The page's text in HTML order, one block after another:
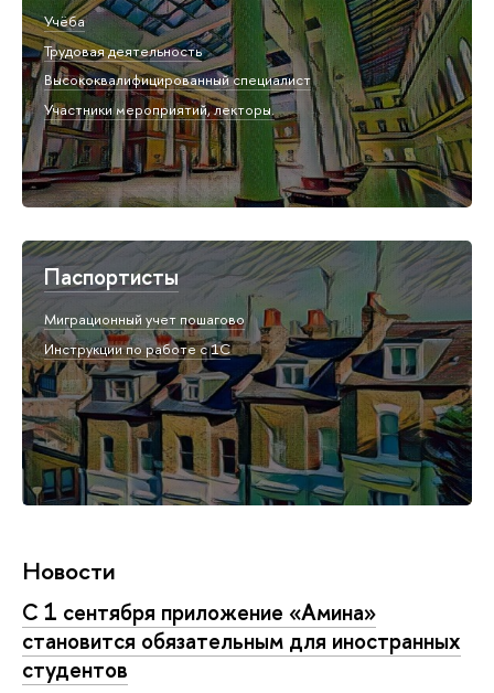
Учёба
Трудовая деятельность
Высококвалифицированный специалист
Участники мероприятий, лекторы.
Паспортисты
Миграционный учет пошагово
Инструкции по работе с 1С
Новости
С 1 сентября приложение «Амина»
становится обязательным для иностранных
студентов